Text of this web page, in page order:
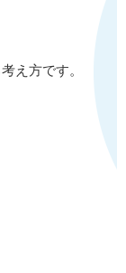
え方です。